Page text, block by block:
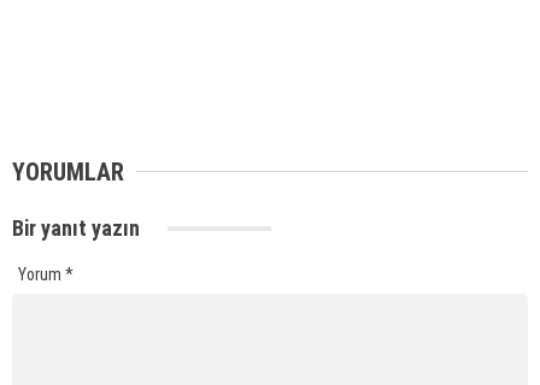
YORUMLAR
Bir yanıt yazın
Yorum *